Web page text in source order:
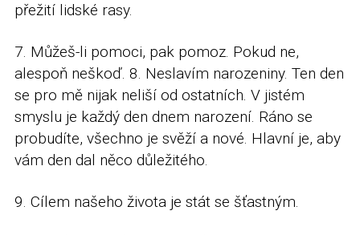
přežití lidské rasy.
7. Můžeš-li pomoci, pak pomoz. Pokud ne,
alespoň neškoď. 8. Neslavím narozeniny. Ten den
se pro mě nijak neliší od ostatních. V jistém
smyslu je každý den dnem narození. Ráno se
probudíte, všechno je svěží a nové. Hlavní je, aby
vám den dal něco důležitého.
9. Cílem našeho života je stát se šťastným.